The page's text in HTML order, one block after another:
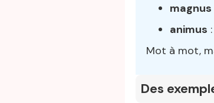
magnus
animus
Mot à mot,
Des